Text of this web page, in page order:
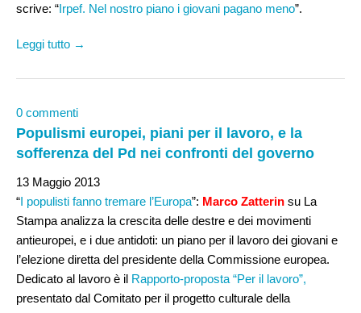
scrive: “Irpef. Nel nostro piano i giovani pagano meno”.
Leggi tutto →
0 commenti
Populismi europei, piani per il lavoro, e la
sofferenza del Pd nei confronti del governo
13 Maggio 2013
“I populisti fanno tremare l’Europa”: Marco Zatterin su La
Stampa analizza la crescita delle destre e dei movimenti
antieuropei, e i due antidoti: un piano per il lavoro dei giovani e
l’elezione diretta del presidente della Commissione europea.
Dedicato al lavoro è il Rapporto-proposta “Per il lavoro”,
presentato dal Comitato per il progetto culturale della